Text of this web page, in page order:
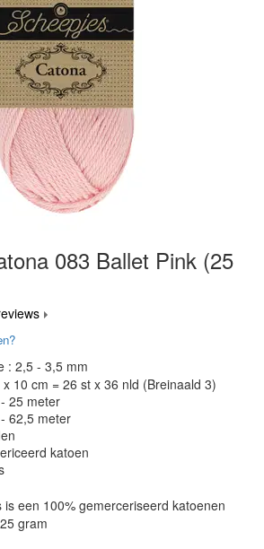
083 Ballet Pink (25
: 2,5 - 3,5 mm
10 cm = 26 st x 36 nld (Breinaald 3)
25 meter
62,5 meter
katoen
een 100% gemerceriseerd katoenen
gram